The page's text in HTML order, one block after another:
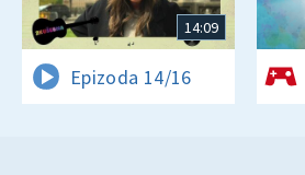
14:09
Epizoda 14/16